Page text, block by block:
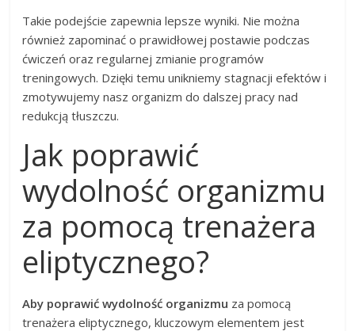
Takie podejście zapewnia lepsze wyniki. Nie można
również zapominać o prawidłowej postawie podczas
ćwiczeń oraz regularnej zmianie programów
treningowych. Dzięki temu unikniemy stagnacji efektów i
zmotywujemy nasz organizm do dalszej pracy nad
redukcją tłuszczu.
Jak poprawić
wydolność organizmu
za pomocą trenażera
eliptycznego?
Aby poprawić wydolność organizmu za pomocą
trenażera eliptycznego, kluczowym elementem jest